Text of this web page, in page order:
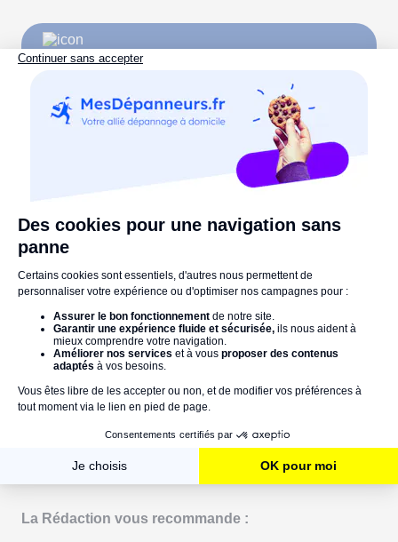
Comment empêcher la rouille de
revenir ?
n'est jamais très loin, et pourrait rapidement rouiller de
avec unproduit antirouille, avant d'appliquer une
peinture antirouille-elle aussi- voire un vernis !
Différentes solutions s'offrent à vous pour éliminer la
rouille sur votre porte. Dès que vous le pouvez, pensez
à privilégier les solutions naturelles plutôt que trop
Une bonne astuce ou une remarque à partager ? Faites-
nous part de vos commentaires !
La Rédaction vous recommande :